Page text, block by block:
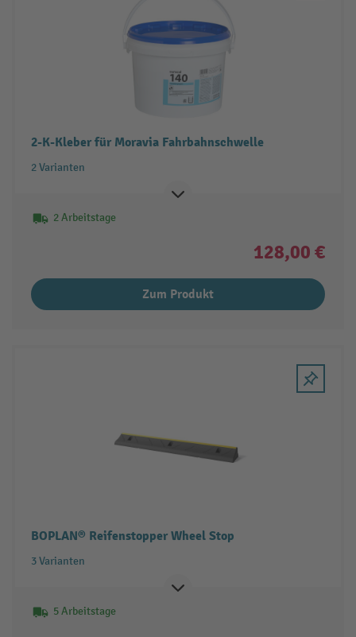
2-K-Kleber für Moravia Fahrbahnschwelle
2 Varianten
2 Arbeitstage
128,00 €
Zum Produkt
BOPLAN® Reifenstopper Wheel Stop
3 Varianten
5 Arbeitstage